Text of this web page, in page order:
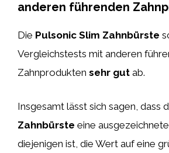
anderen führenden
Die Pulsonic Slim Zahnbürste
Vergleichstests mit anderen
Zahnprodukten sehr gut ab.
Insgesamt lässt sich sagen, dass
Zahnbürste eine
diejenigen ist, die Wert auf eine